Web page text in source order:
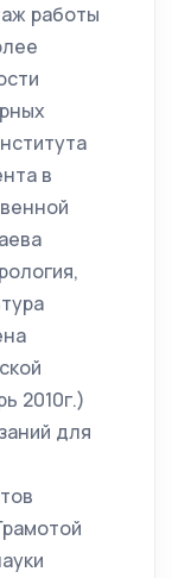
работы
в
2010г.)
для